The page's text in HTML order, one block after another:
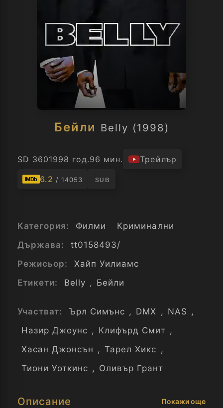
Бейли Belly (1998)
SD 3601998 год.96 мин. Трейлър
IMDb 6.2 / 14053 SUB
Категория: Филми
Криминални
Държава:
tt0158493/
Режисьор:
Хайп Уилиамс
Етикети:
Belly , Бейли
Участват: Ърл Симънс , DMX , NAS ,
Назир Джоунс , Клифърд Смит ,
Хасан Джонсън , Тарел Хикс ,
Тиони Уоткинс , Оливър Грант
Описание Покажи още